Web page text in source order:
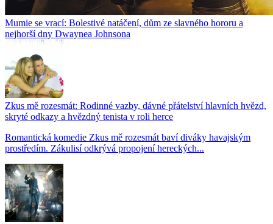
Mumie se vrací: Bolestivé natáčení, dům ze slavného hororu a
nejhorší dny Dwaynea Johnsona
Zkus mě rozesmát: Rodinné vazby, dávné přátelství hlavních hvězd,
skryté odkazy a hvězdný tenista v roli herce
Romantická komedie Zkus mě rozesmát baví diváky havajským
prostředím. Zákulisí odkrývá propojení hereckých...